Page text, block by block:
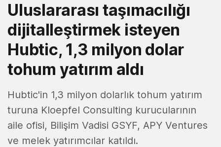
Uluslararası taşımacılığı
dijitalleştirmek isteyen
Hubtic, 1,3 milyon dolar
tohum yatırım aldı
Hubtic'in 1,3 milyon dolarlık tohum yatırım
turuna Kloepfel Consulting kurucularının
aile ofisi, Bilişim Vadisi GSYF, APY Ventures
ve melek yatırımcılar katıldı.